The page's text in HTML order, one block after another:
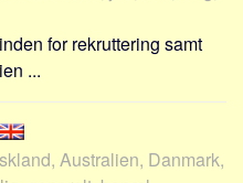
for rekruttering samt
...
Australien, Danmark,